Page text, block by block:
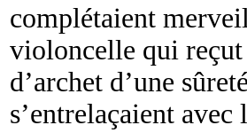
complétaient
violoncelle qui reçut
d’archet d’une
s’entrelaçaient